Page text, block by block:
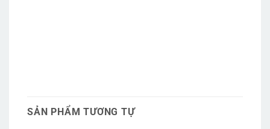
SẢN PHẨM TƯƠNG TỰ